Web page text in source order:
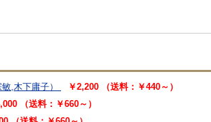
,木下庸子）
￥2,200 （送料：￥440～）
（送料：￥660～）